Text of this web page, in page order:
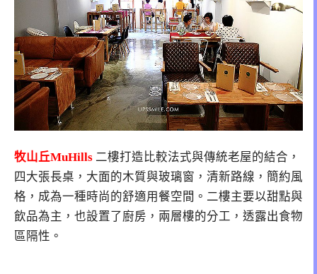
牧山丘MuHills 二樓打造比較法式與傳統老屋的結合，
四大張長桌，大面的木質與玻璃窗，清新路線，簡約風
格，成為一種時尚的舒適用餐空間。二樓主要以甜點與
飲品為主，也設置了廚房，兩層樓的分工，透露出食物
區隔性。